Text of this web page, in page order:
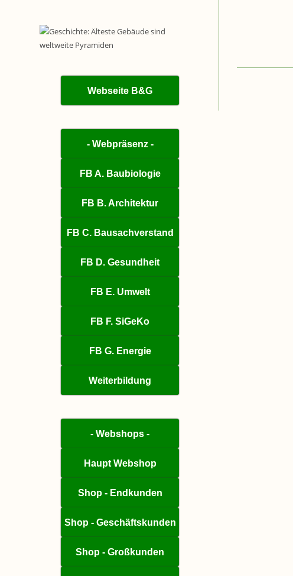
Webseite B&G
- Webpräsenz -
FB A. Baubiologie
FB B. Architektur
FB C. Bausachverstand
FB D. Gesundheit
FB E. Umwelt
FB F. SiGeKo
FB G. Energie
Weiterbildung
- Webshops -
Haupt Webshop
Shop - Endkunden
Shop - Geschäftskunden
Shop - Großkunden